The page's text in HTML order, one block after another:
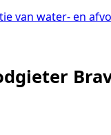
van water- en